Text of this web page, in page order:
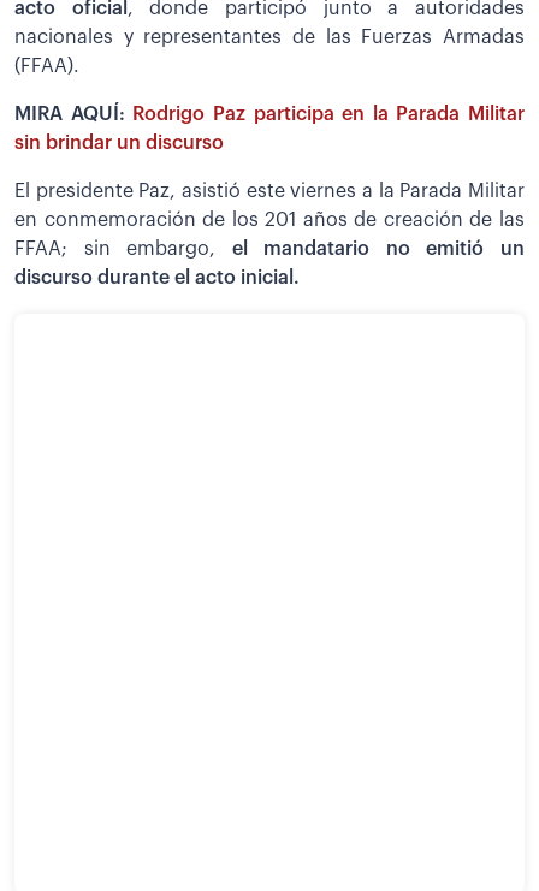
acto oficial , donde participó junto a autoridades
nacionales y representantes de las Fuerzas Armadas
(FFAA).
MIRA AQUÍ:
Rodrigo Paz participa en la Parada Militar
sin brindar un discurso
El presidente Paz, asistió este viernes a la Parada Militar
en conmemoración de los 201 años de creación de las
FFAA; sin embargo, el mandatario no emitió un
discurso durante el acto inicial.